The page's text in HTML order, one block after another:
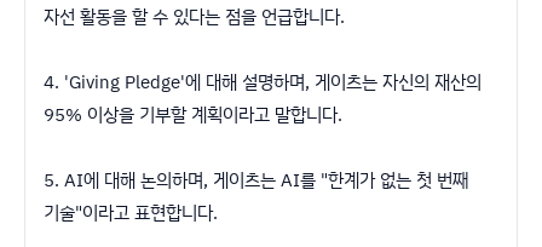
자선 활동을 할 수 있다는 점을 언급합니다.
4. 'Giving Pledge'에 대해 설명하며, 게이츠는 자신의 재산의
95% 이상을 기부할 계획이라고 말합니다.
5. AI에 대해 논의하며, 게이츠는 AI를 "한계가 없는 첫 번째
기술"이라고 표현합니다.